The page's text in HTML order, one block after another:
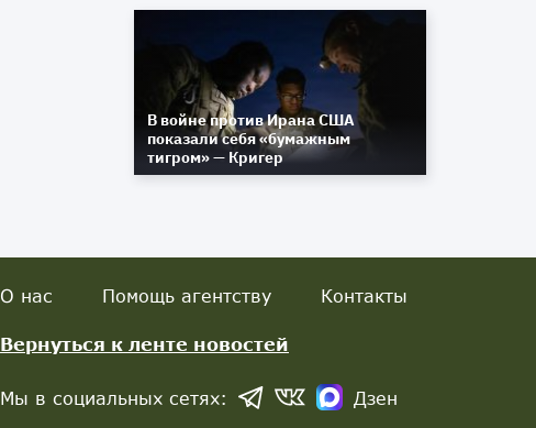
В войне против Ирана США
показали себя «бумажным
тигром» — Кригер
О нас Помощь агентству Контакты
Вернуться к ленте новостей
Мы в социальных сетях: Дзен